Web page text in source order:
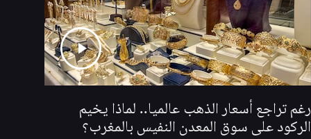
رغم تراجع أسعار الذهب عالميا.. لماذا يخيم
الركود على سوق المعدن النفيس بالمغرب؟